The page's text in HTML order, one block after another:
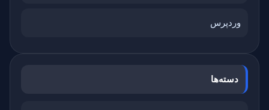
وردپرس
دسته‌ها